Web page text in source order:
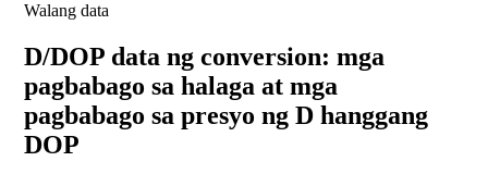
Walang data
D/DOP data ng conversion: mga
pagbabago sa halaga at mga
pagbabago sa presyo ng D hanggang
DOP